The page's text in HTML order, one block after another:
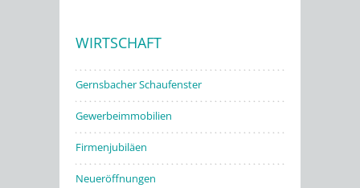
WIRTSCHAFT
Gernsbacher Schaufenster
Gewerbeimmobilien
Firmenjubiläen
Neueröffnungen